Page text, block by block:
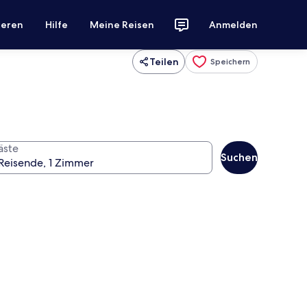
Hilfe Meine Reisen Anmelden
Teilen Speichern
Suchen